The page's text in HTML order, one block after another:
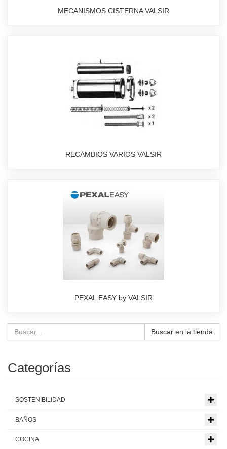
MECANISMOS CISTERNA VALSIR
RECAMBIOS VARIOS VALSIR
PEXAL EASY by VALSIR
Buscar en la tienda
Categorías
SOSTENIBILIDAD
BAÑOS
COCINA